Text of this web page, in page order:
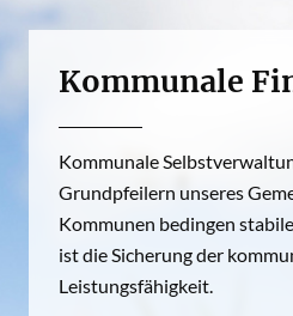
Kommunale
Kommunale
Grundpfeilern unseres
Kommunen bedingen
ist die Sicherung der
Leistungsfähigkeit.